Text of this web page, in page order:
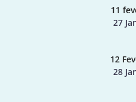
11
27
12
28